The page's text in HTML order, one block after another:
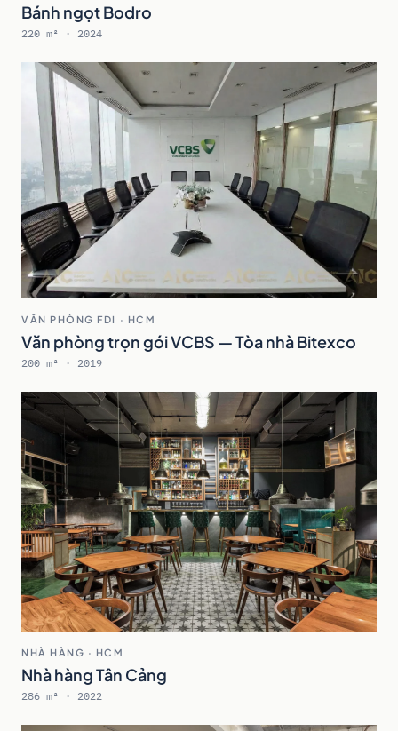
Bánh ngọt Bodro
220 m² · 2024
VĂN PHÒNG FDI · HCM
Văn phòng trọn gói VCBS — Tòa nhà Bitexco
200 m² · 2019
NHÀ HÀNG · HCM
Nhà hàng Tân Cảng
286 m² · 2022